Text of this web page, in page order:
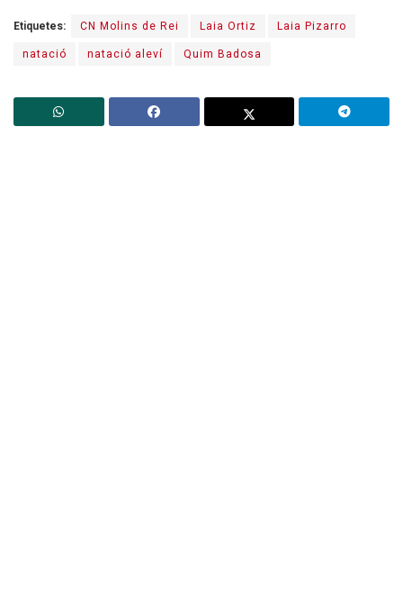
Etiquetes: CN Molins de Rei Laia Ortiz
Laia Pizarro
natació
natació aleví Quim Badosa